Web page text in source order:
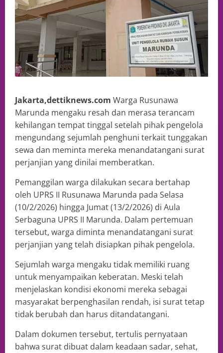
Jakarta,dettiknews.com Warga Rusunawa
Marunda mengaku resah dan merasa terancam
kehilangan tempat tinggal setelah pihak pengelola
mengundang sejumlah penghuni terkait tunggakan
sewa dan meminta mereka menandatangani surat
perjanjian yang dinilai memberatkan.
Pemanggilan warga dilakukan secara bertahap
oleh UPRS II Rusunawa Marunda pada Selasa
(10/2/2026) hingga Jumat (13/2/2026) di Aula
Serbaguna UPRS II Marunda. Dalam pertemuan
tersebut, warga diminta menandatangani surat
perjanjian yang telah disiapkan pihak pengelola.
Sejumlah warga mengaku tidak memiliki ruang
untuk menyampaikan keberatan. Meski telah
menjelaskan kondisi ekonomi mereka sebagai
masyarakat berpenghasilan rendah, isi surat tetap
tidak berubah dan harus ditandatangani.
Dalam dokumen tersebut, tertulis pernyataan
bahwa surat dibuat dalam keadaan sadar, sehat,